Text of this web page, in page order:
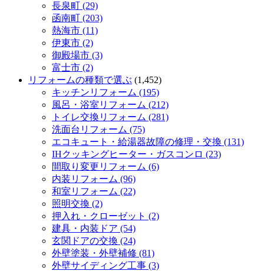
長泉町 (29)
函南町 (203)
熱海市 (11)
伊東市 (2)
御殿場市 (3)
富士市 (2)
リフォームの種類で選ぶ (1,452)
キッチンリフォーム (195)
風呂・浴室リフォーム (212)
トイレ交換リフォーム (281)
洗面台リフォーム (75)
エコキュート・給湯器故障の修理・交換 (131)
IHクッキングヒーター・ガスコンロ (23)
間取り変更リフォーム (6)
内装リフォーム (96)
和室リフォーム (22)
照明交換 (2)
押入れ・クローゼット (2)
建具・内装ドア (54)
玄関ドアの交換 (24)
外壁塗装・外壁補修 (81)
外壁サイディング工事 (3)